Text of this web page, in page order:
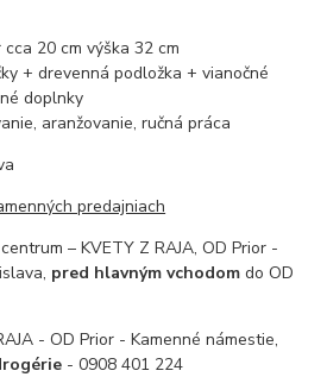
20 cm výška 32 cm
+ drevenná podložka + vianočné
doplnky
aranžovanie, ručná práca
predajniach
– KVETY Z RAJA, OD Prior -
pred hlavným vchodom do OD
- OD Prior - Kamenné námestie,
- 0908 401 224